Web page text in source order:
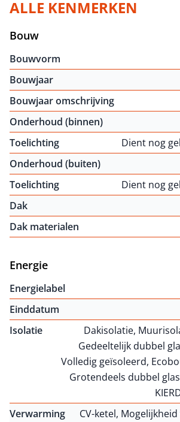
ALLE KENMERKEN
Bouw
Bouwvorm
Bouwjaar
Bouwjaar omschrijving
Onderhoud (binnen)
Toelichting
Dient nog
Onderhoud (buiten)
Toelichting
Dient nog
Dak
Dak materialen
Energie
Energielabel
Einddatum
Isolatie
Dakisolatie,
Gedeeltelijk dubbel
Volledig geïsoleerd,
Grotendeels dubbel
Verwarming
CV-ketel,